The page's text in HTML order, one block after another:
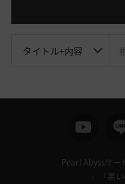
Pearl Abyssサ
「黒